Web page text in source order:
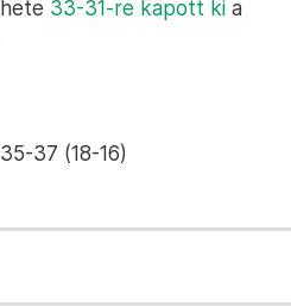
33-31-re kapott ki a
37 (18-16)